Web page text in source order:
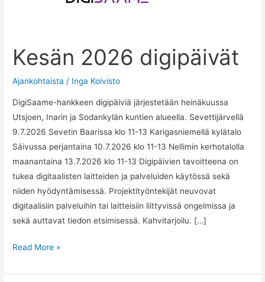
Kesän 2026 digipäivät
Ajankohtaista / Inga Koivisto
DigiSaame-hankkeen digipäiviä järjestetään heinäkuussa
Utsjoen, Inarin ja Sodankylän kuntien alueella. Sevettijärvellä
9.7.2026 Sevetin Baarissa klo 11-13 Karigasniemellä kylätalo
Sáivussa perjantaina 10.7.2026 klo 11-13 Nellimin kerhotalolla
maanantaina 13.7.2026 klo 11-13 Digipäivien tavoitteena on
tukea digitaalisten laitteiden ja palveluiden käytössä sekä
niiden hyödyntämisessä. Projektityöntekijät neuvovat
digitaalisiin palveluihin tai laitteisiin liittyvissä ongelmissa ja
sekä auttavat tiedon etsimisessä. Kahvitarjoilu. […]
Kesän
digipäivät
Read More »